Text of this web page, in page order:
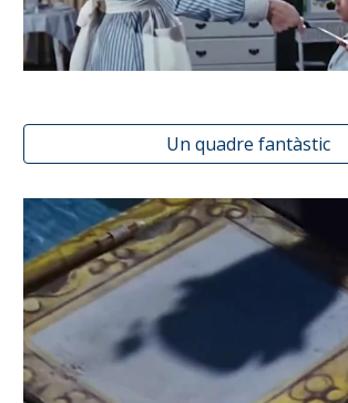
Un quadre fantàstic